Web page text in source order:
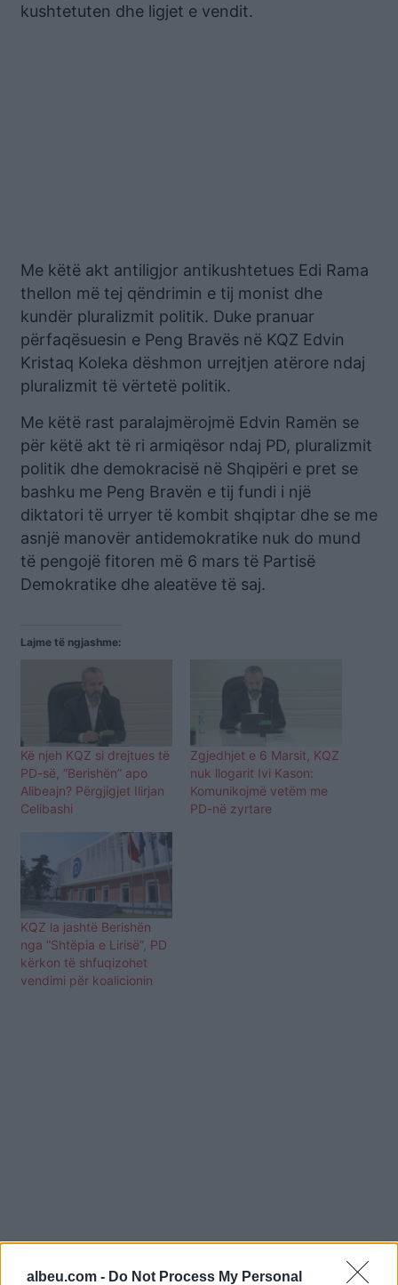
albeu.com - Do Not Process My Personal
kushtetuten dhe ligjet e vendit.
Me këtë akt antiligjor antikushtetues Edi Rama
thellon më tej qëndrimin e tij monist dhe
kundër pluralizmit politik. Duke pranuar
përfaqësuesin e Peng Bravës në KQZ Edvin
Kristaq Koleka dëshmon urrejtjen atërore ndaj
pluralizmit të vërtetë politik.
Me këtë rast paralajmërojmë Edvin Ramën se
për këtë akt të ri armiqësor ndaj PD, pluralizmit
politik dhe demokracisë në Shqipëri e pret se
bashku me Peng Bravën e tij fundi i një
diktatori të urryer të kombit shqiptar dhe se me
asnjë manovër antidemokratike nuk do mund
të pengojë fitoren më 6 mars të Partisë
Demokratike dhe aleatëve të saj.
Lajme të ngjashme:
Kë njeh KQZ si drejtues të
PD-së, “Berishën” apo
Alibeajn? Përgjigjet Ilirjan
Celibashi
Zgjedhjet e 6 Marsit, KQZ
nuk llogarit Ivi Kason:
Komunikojmë vetëm me
PD-në zyrtare
KQZ la jashtë Berishën
nga “Shtëpia e Lirisë”, PD
kërkon të shfuqizohet
vendimi për koalicionin